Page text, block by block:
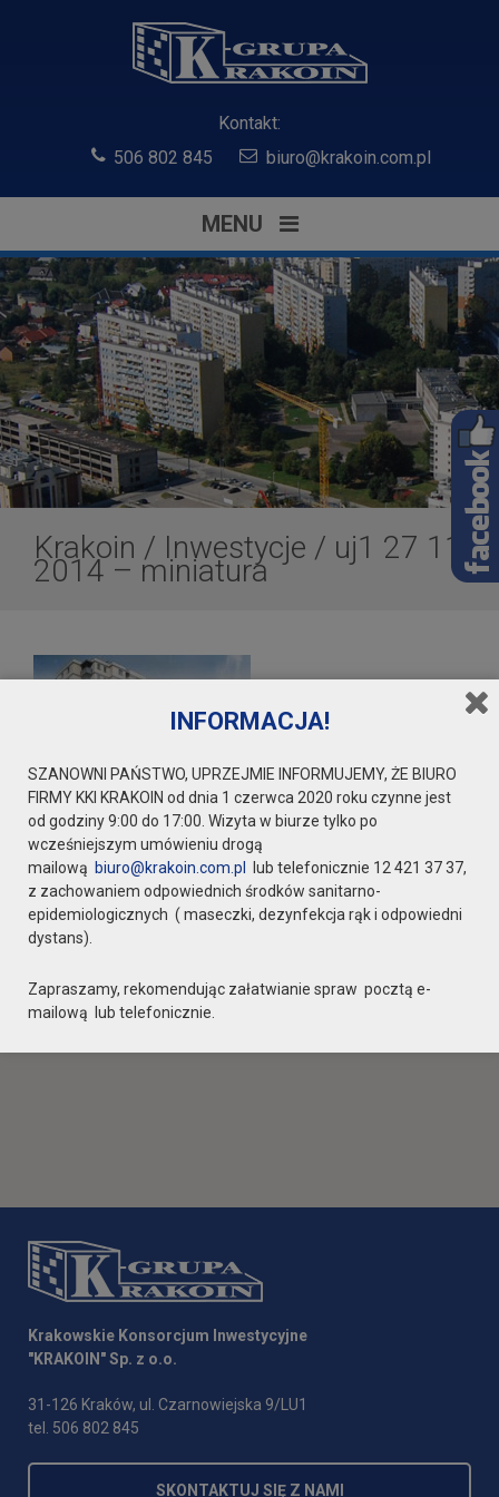
Kontakt:
506 802 845
biuro@krakoin.com.pl
MENU
Krakoin / Inwestycje / uj1 27 11
2014 – miniatura
Krakowskie Konsorcjum Inwestycyjne
"KRAKOIN" Sp. z o.o.
31-126 Kraków, ul. Czarnowiejska 9/LU1
tel. 506 802 845
SKONTAKTUJ SIĘ Z NAMI
INFORMACJA!
SZANOWNI PAŃSTWO, UPRZEJMIE INFORMUJEMY, ŻE BIURO
FIRMY KKI KRAKOIN od dnia 1 czerwca 2020 roku czynne jest
od godziny 9:00 do 17:00. Wizyta w biurze tylko po
wcześniejszym umówieniu drogą
mailową biuro@krakoin.com.pl lub telefonicznie 12 421 37 37,
z zachowaniem odpowiednich środków sanitarno-
epidemiologicznych ( maseczki, dezynfekcja rąk i odpowiedni
dystans).
Zapraszamy, rekomendując załatwianie spraw pocztą e-
mailową lub telefonicznie.